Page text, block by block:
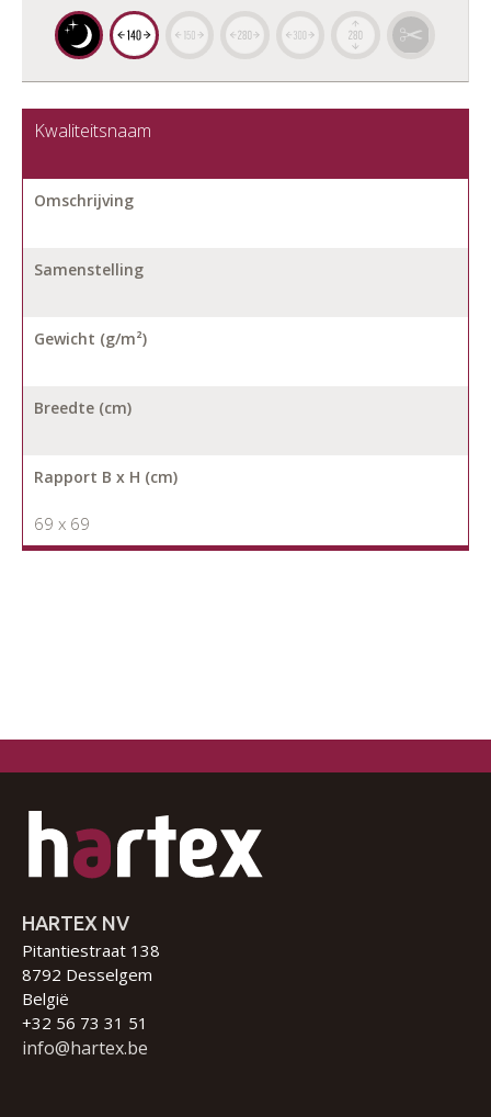
Kwaliteitsnaam
Omschrijving
Samenstelling
Gewicht (g/m²)
Breedte (cm)
Rapport B x H (cm)
69 x 69
HARTEX NV
Pitantiestraat 138
8792 Desselgem
België
+32 56 73 31 51
info@hartex.be